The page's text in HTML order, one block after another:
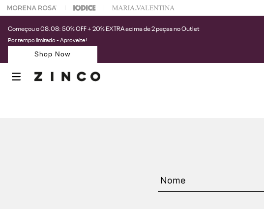
na sua 1° compra usando o cupom: PRIMEIRAZIN
Começou o 08.08: 50% OFF + 20% EXTRA acima de 2 peças no Outlet
Por tempo limitado - Aproveite!
Shop Now